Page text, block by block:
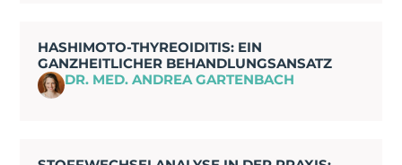
HASHIMOTO-THYREOIDITIS: EIN
GANZHEITLICHER BEHANDLUNGSANSATZ
DR. MED. ANDREA GARTENBACH